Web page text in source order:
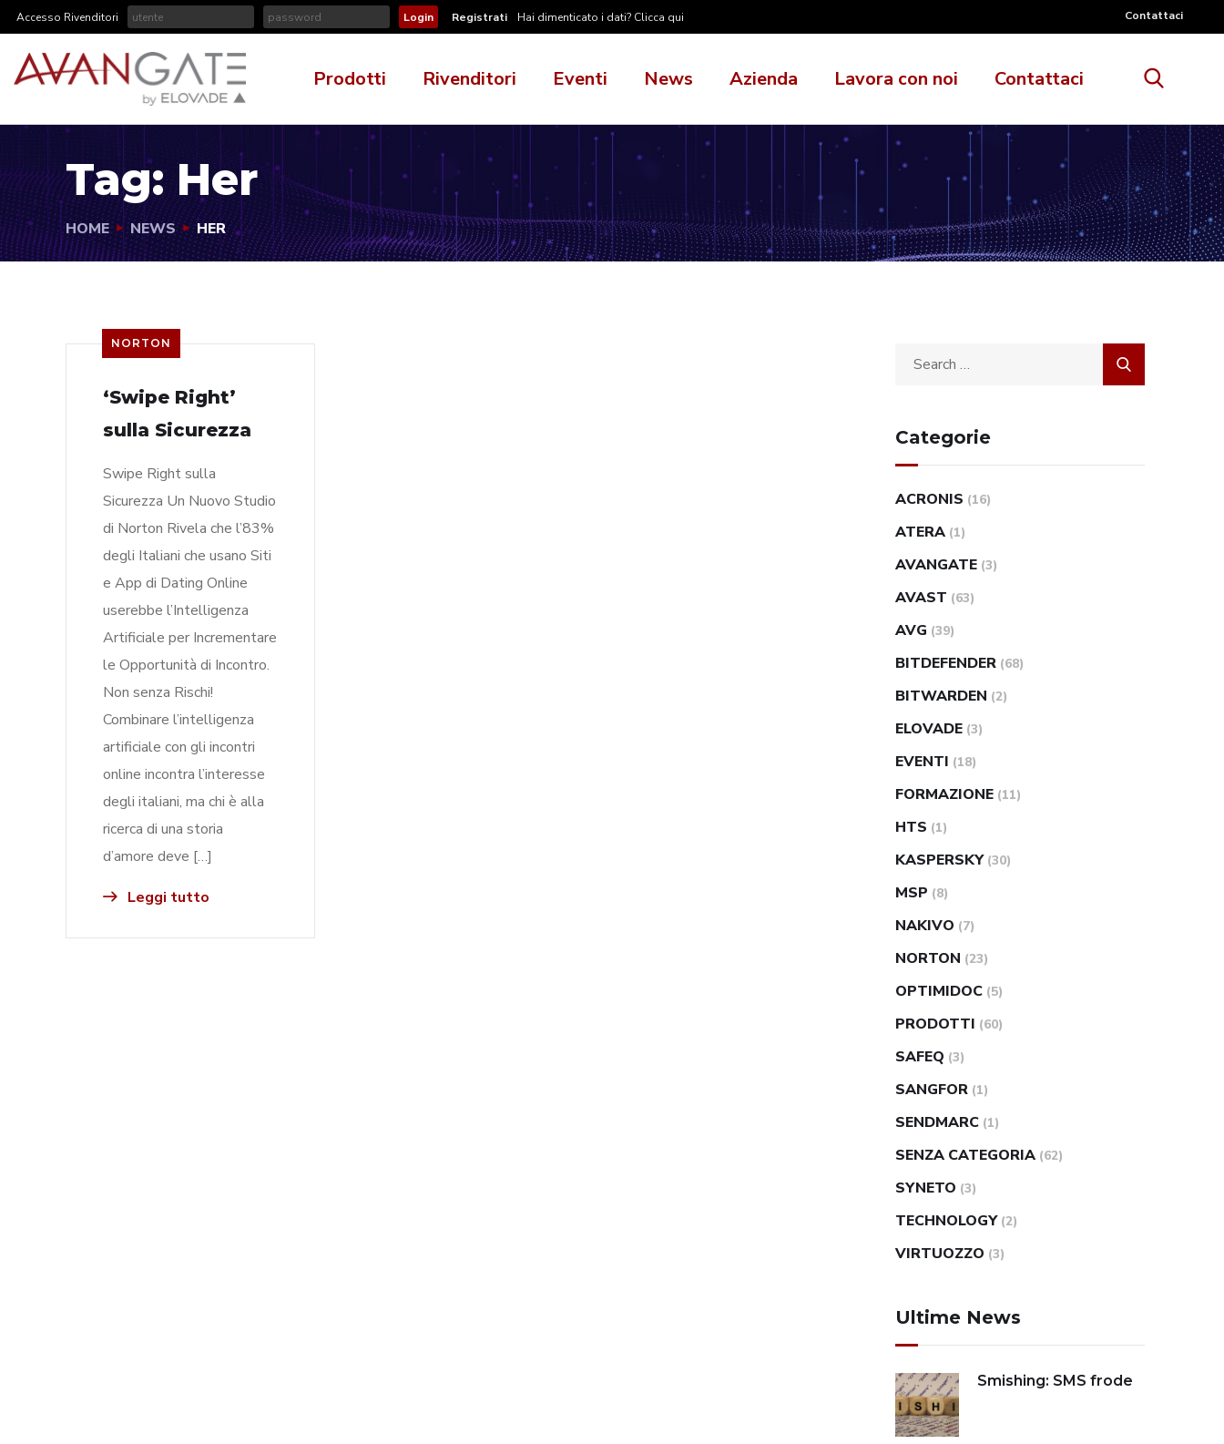
Accesso Rivenditori Registrati Hai dimenticato i dati? Clicca qui Contattaci
Prodotti Rivenditori Eventi News Azienda Lavora con noi Contattaci
Tag:Her
HOME NEWS HER
NORTON
‘Swipe Right’
sulla Sicurezza
Swipe Right sulla
Sicurezza Un Nuovo Studio
di Norton Rivela che l’83%
degli Italiani che usano Siti
e App di Dating Online
userebbe l’Intelligenza
Artificiale per Incrementare
le Opportunità di Incontro.
Non senza Rischi!
Combinare l’intelligenza
artificiale con gli incontri
online incontra l’interesse
degli italiani, ma chi è alla
ricerca di una storia
d’amore deve […]
Leggi tutto
Categorie
ACRONIS (16)
ATERA (1)
AVANGATE (3)
AVAST (63)
AVG (39)
BITDEFENDER (68)
BITWARDEN (2)
ELOVADE (3)
EVENTI (18)
FORMAZIONE (11)
HTS (1)
KASPERSKY (30)
MSP (8)
NAKIVO (7)
NORTON (23)
OPTIMIDOC (5)
PRODOTTI (60)
SAFEQ (3)
SANGFOR (1)
SENDMARC (1)
SENZA CATEGORIA (62)
SYNETO (3)
TECHNOLOGY (2)
VIRTUOZZO (3)
Ultime News
Smishing: SMS frode